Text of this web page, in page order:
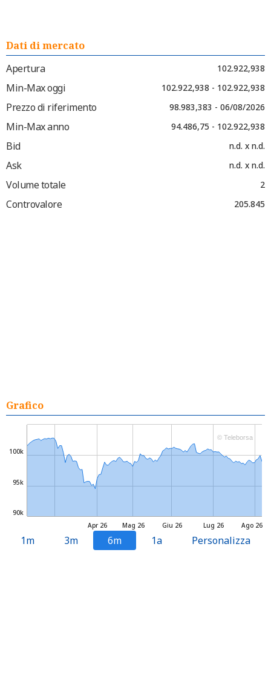
Dati di mercato
Apertura
102.922,938
Min-Max oggi 102.922,938 - 102.922,938
Prezzo di riferimento 98.983,383 - 06/08/2026
Min-Max anno 94.486,75 - 102.922,938
Bid n.d. x n.d.
Ask n.d. x n.d.
Volume totale 2
Controvalore 205.845
Grafico
Mag 26 Lug 26
Apr 26 Giu 26 Ago 26
90k
95k
100k
© Teleborsa
1m 3m 6m 1a Personalizza